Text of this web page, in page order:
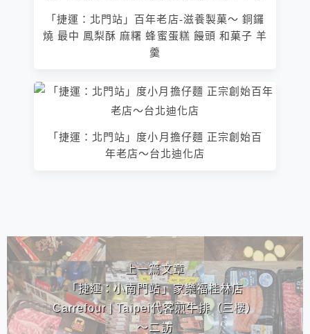
「捷運：北門站」百年老店-滋養製菓～ 銅鑼
燒 最中 鳳梨酥 麻糬 蜂蜜蛋糕 饅頭 和菓子 羊
羹
「捷運：北門站」度小月擔仔麵 正宗創始百
年老店～台北迪化店
相連文章
上一篇文章
「捷運：小南門站」家樂福桂林店
Carrefour | Taipei代客煎牛排（三樓）
～二訪